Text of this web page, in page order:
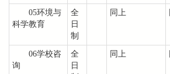
05环境与
科学教育
全
日
制
同上
06学校咨
询
全
日
同上